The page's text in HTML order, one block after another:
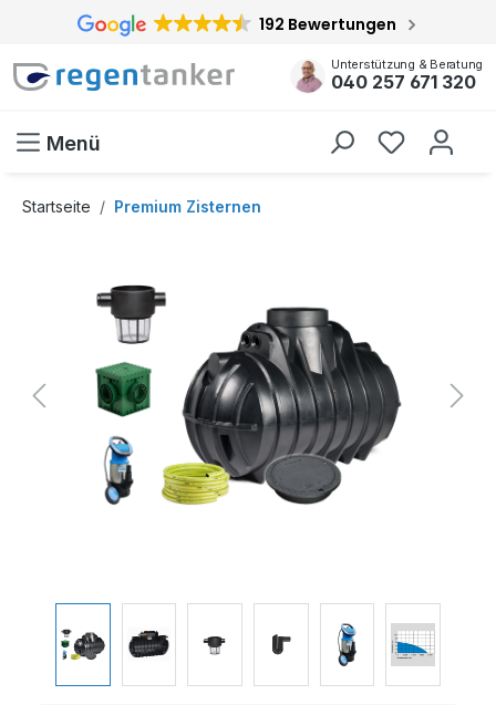
springen 192 Bewertungen
Unterstützung & Beratung
040 257 671 320
Menü
Startseite Premium Zisternen